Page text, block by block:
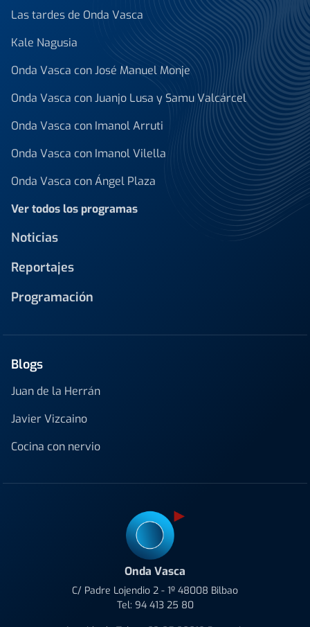
Las tardes de Onda Vasca
Kale Nagusia
Onda Vasca con José Manuel Monje
Onda Vasca con Juanjo Lusa y Samu Valcárcel
Onda Vasca con Imanol Arruti
Onda Vasca con Imanol Vilella
Onda Vasca con Ángel Plaza
Ver todos los programas
Noticias
Reportajes
Programación
Blogs
Juan de la Herrán
Javier Vizcaino
Cocina con nervio
Onda Vasca
C/ Padre Lojendio 2 - 1º 48008 Bilbao
Tel: 94 413 25 80